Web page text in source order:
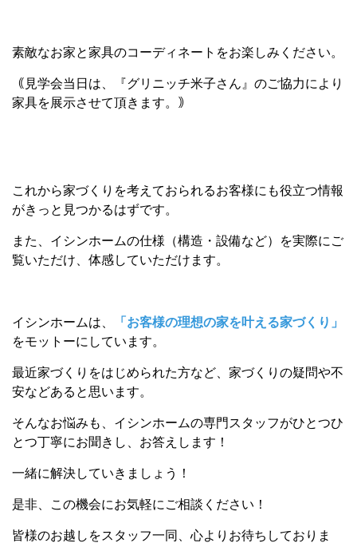
素敵なお家と家具のコーディネートをお楽しみください。
｟見学会当日は、『グリニッチ米子さん』のご協力により
家具を展示させて頂きます。｠
これから家づくりを考えておられるお客様にも役立つ情報
がきっと見つかるはずです。
また、イシンホームの仕様（構造・設備など）を実際にご
覧いただけ、体感していただけます。
イシンホームは、
「お客様の理想の家を叶える家づくり」
をモットーにしています。
最近家づくりをはじめられた方など、家づくりの疑問や不
安などあると思います。
そんなお悩みも、イシンホームの専門スタッフがひとつひ
とつ丁寧にお聞きし、お答えします！
一緒に解決していきましょう！
是非、この機会にお気軽にご相談ください！
皆様のお越しをスタッフ一同、心よりお待ちしておりま